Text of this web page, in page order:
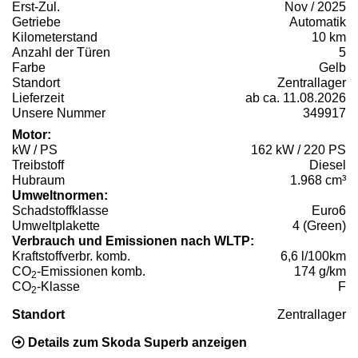
Erst-Zul.
Nov / 2025
Getriebe
Automatik
Kilometerstand
10 km
Anzahl der Türen
5
Farbe
Gelb
Standort
Zentrallager
Lieferzeit
ab ca. 11.08.2026
Unsere Nummer
349917
Motor:
kW / PS
162 kW / 220 PS
Treibstoff
Diesel
Hubraum
1.968 cm³
Umweltnormen:
Schadstoffklasse
Euro6
Umweltplakette
4 (Green)
Verbrauch und Emissionen nach WLTP:
Kraftstoffverbr. komb.
6,6 l/100km
CO2-Emissionen komb.
174 g/km
CO2-Klasse F
Standort Zentrallager
Details zum Skoda Superb anzeigen